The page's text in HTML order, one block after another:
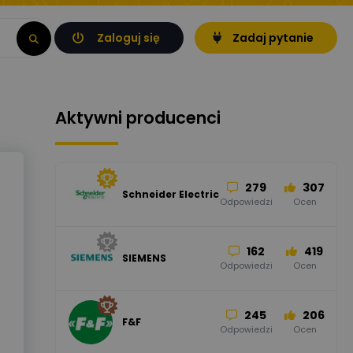
Zaloguj się Zadaj pytanie
Aktywni producenci
Schneider Electric 279
Odpowiedzi
307
Ocen
SIEMENS 162
Odpowiedzi
419
Ocen
F&F 245
Odpowiedzi
206
Ocen